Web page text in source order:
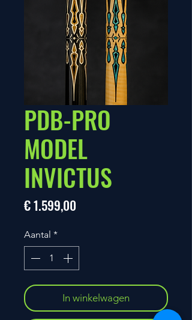
PDB-PRO
MODEL
INVICTUS
€ 1.599,00
Aantal *
In winkelwagen